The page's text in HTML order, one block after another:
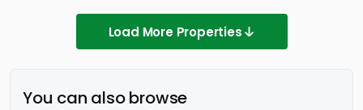
Load More Properties
You can also browse